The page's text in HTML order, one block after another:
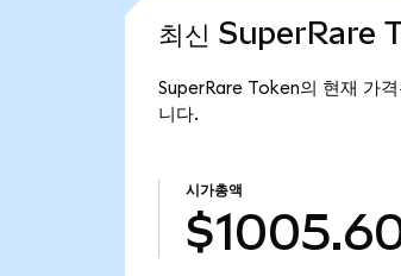
최신 SuperRare
SuperRare Token의 현재 가
니다.
시가총액